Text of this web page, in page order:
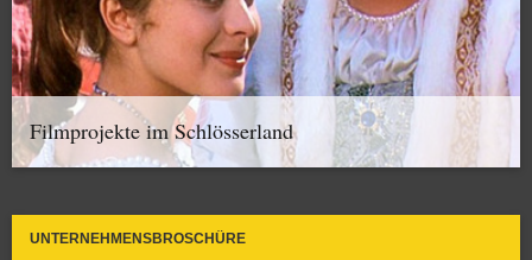
Filmprojekte im Schlösserland
UNTERNEHMENSBROSCHÜRE